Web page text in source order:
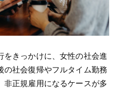
をきっかけに、女性の社会進
の社会復帰やフルタイム勤務
非正規雇用になるケースが多